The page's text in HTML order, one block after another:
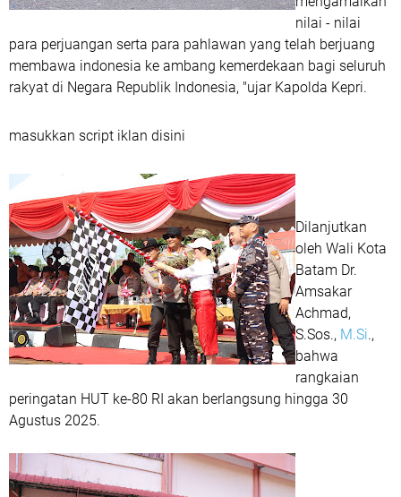
nilai - nilai
para perjuangan serta para pahlawan yang telah berjuang
membawa indonesia ke ambang kemerdekaan bagi seluruh
rakyat di Negara Republik Indonesia, "ujar Kapolda Kepri.
masukkan script iklan disini
Dilanjutkan
oleh Wali Kota
Batam Dr.
Amsakar
Achmad,
S.Sos., M.Si.,
bahwa
rangkaian
peringatan HUT ke-80 RI akan berlangsung hingga 30
Agustus 2025.